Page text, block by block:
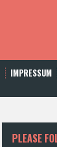
IMPRESSUM
PLEASE